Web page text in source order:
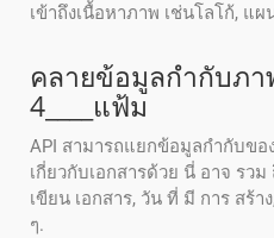
เข้าถึงเนื้อหาภาพ เช่นโลโก้, แ
คลายข้อมูลกํากับภา
4____แฟ้ม
API สามารถแยกข้อมูลกํากับขอ
เกี่ยวกับเอกสารด้วย นี่ อาจ รวม
เขียน เอกสาร, วัน ที่ มี การ สร้
ๆ.